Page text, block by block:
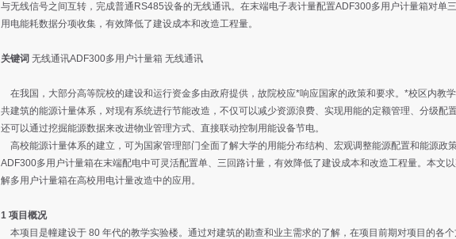
与无线信号之间互转，完成普通RS485设备的无线通讯。在末端电子表计量配置ADF300多用户计量箱对单
用电能耗数据分项收集，有效降低了建设成本和改造工程量。
关键词 无线通讯ADF300多用户计量箱 无线通讯
在我国，大部分高等院校的建设和运行资金多由政府提供，故院校应*响应国家的政策和要求。*校区内教
共建筑的能源计量体系，对现有系统进行节能改造，不仅可以减少资源浪费、实现用能的定额管理、分级配
还可以通过挖掘能源数据来改进物业管理方式、直接联动控制用能设备节电。
高校能源计量体系的建立，可为国家管理部门全面了解大学的用能分布结构、宏观调整能源配置和能源政策
ADF300多用户计量箱在末端配电中可灵活配置单、三回路计量，有效降低了建设成本和改造工程量。本文
解多用户计量箱在高校用电计量改造中的应用。
1 项目概况
本项目是幢建设于 80 年代的教学实验楼。通过对建筑的勘查和业主需求的了解，在项目前期对项目的各